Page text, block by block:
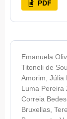
PDF
Emanuela
Titoneli de
Amorim, Júlia
Luma Pereira
Correia
Bruxellas,